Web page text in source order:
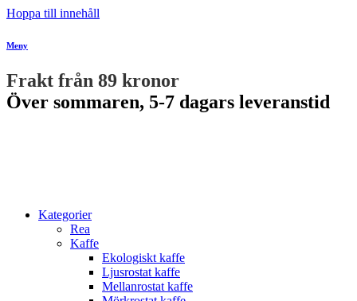
Hoppa till innehåll
Meny
Frakt från 89 kronor
Över sommaren, 5-7 dagars leveranstid
Kategorier
Rea
Kaffe
Ekologiskt kaffe
Ljusrostat kaffe
Mellanrostat kaffe